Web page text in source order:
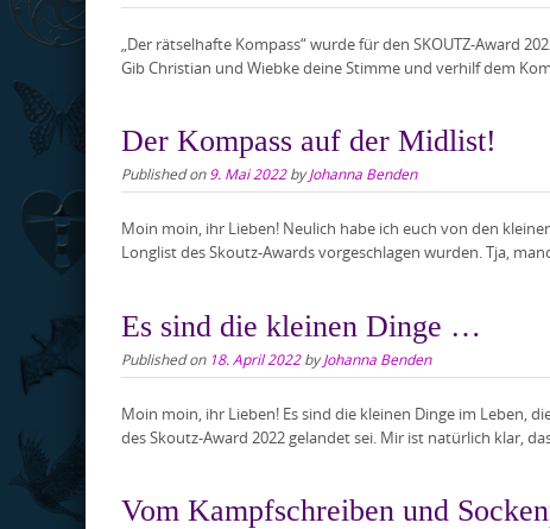
„Der rätselhafte Kompass“ wurde für den SKOUTZ-Award
Gib Christian und Wiebke deine Stimme und verhilf dem
Der Kompass auf der Midlist!
Published on9. Mai 2022byJohanna Benden
Moin moin, ihr Lieben! Neulich habe ich euch von den
Longlist des Skoutz-Awards vorgeschlagen wurden. Tja,
Es sind die kleinen Dinge …
Published on 18. April 2022byJohanna Benden
Moin moin, ihr Lieben! Es sind die kleinen Dinge im Leben,
des Skoutz-Award 2022 gelandet sei. Mir ist natürlich klar,
Vom Kampfschreiben und